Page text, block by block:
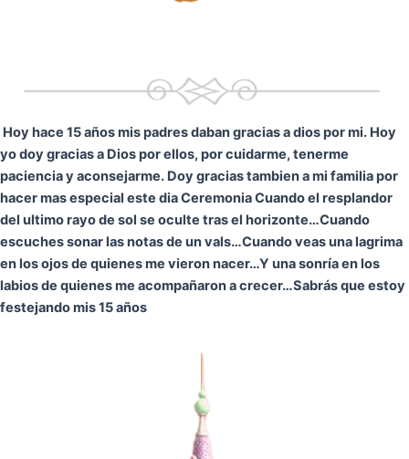
Hoy hace 15 años mis padres daban gracias a dios por mi. Hoy
yo doy gracias a Dios por ellos, por cuidarme, tenerme
paciencia y aconsejarme. Doy gracias tambien a mi familia por
hacer mas especial este dia CeremoniaCuando el resplandor
del ultimo rayo de sol se oculte tras el horizonte…Cuando
escuches sonar las notas de un vals…Cuando veas una lagrima
en los ojos de quienes me vieron nacer…Y una sonría en los
labios de quienes me acompañaron a crecer…Sabrás que estoy
festejando mis 15 años